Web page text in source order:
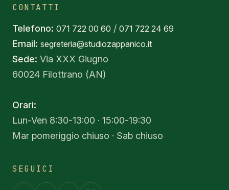
CONTATTI
Telefono: 071 722 00 60 / 071 722 24 69
Email: segreteria@studiozappanico.it
Sede: Via XXX Giugno
60024 Filottrano (AN)
Orari:
Lun-Ven 8:30-13:00 · 15:00-19:30
Mar pomeriggio chiuso · Sab chiuso
SEGUICI